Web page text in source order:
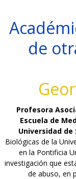
de
Profesora
Escuela de
Universidad de
Biológicas de la
en la Pontificia
investigación que
de abuso, en